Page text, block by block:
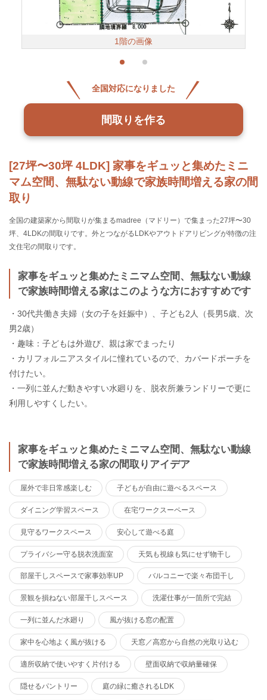
[27坪〜30坪 4LDK] 家事をギュッと集めたミニ
マム空間、無駄ない動線で家族時間増える家の間
取り
全国の建築家から間取りが集まるmadree（マドリー）で集まった27坪〜30
坪、4LDKの間取りです。外とつながるLDKやアウトドアリビングが特徴の注
文住宅の間取りです。
家事をギュッと集めたミニマム空間、無駄ない動線
で家族時間増える家はこのような方におすすめです
・30代共働き夫婦（女の子を妊娠中）、子ども2人（長男5歳、次
男2歳）
・趣味：子どもは外遊び、親は家でまったり
・カリフォルニアスタイルに憧れているので、カバードポーチを
付けたい。
・一列に並んだ動きやすい水廻りを、脱衣所兼ランドリーで更に
利用しやすくしたい。
家事をギュッと集めたミニマム空間、無駄ない動線
で家族時間増える家の間取りアイデア
屋外で非日常感楽しむ 子どもが自由に遊べるスペース
ダイニング学習スペース 在宅ワークスーペース
見守るワークスペース 安心して遊べる庭
プライバシー守る脱衣洗面室 天気も視線も気にせず物干し
部屋干しスペースで家事効率UP バルコニーで楽々布団干し
景観を損ねない部屋干しスペース 洗濯仕事が一箇所で完結
一列に並んだ水廻り 風が抜ける窓の配置
家中を心地よく風が抜ける 天窓／高窓から自然の光取り込む
適所収納で使いやすく片付ける 壁面収納で収納量確保
隠せるパントリー 庭の緑に癒されるLDK
1階の画像
全国対応になりました
間取りを作る